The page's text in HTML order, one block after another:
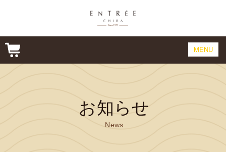
MENU
PRODUCT
お知らせ
News